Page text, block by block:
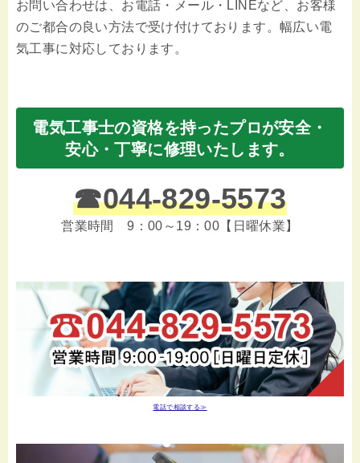
お問い合わせは、お電話・メール・LINEなど、お客様
のご都合の良い方法で受け付けております。幅広い電
気工事に対応しております。
電気工事士の資格を持ったプロが安全・
安心・丁寧に修理いたします。
☎044-829-5573
営業時間 9：00～19：00【日曜休業】
電話で相談する≫